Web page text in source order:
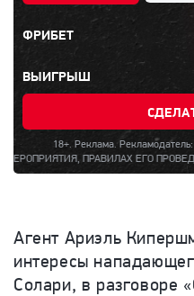
ФРИБЕТ
ВЫИГРЫШ
18+. Реклама.
ЕГО ПРОВЕДЕНИЯ,
Агент Ариэль
интересы
Солари, в разговоре